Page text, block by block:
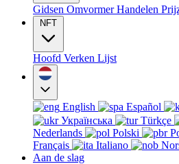
Gidsen OmvormerHandelen
NFT
Hoofd Verken Lijst
English Español
Українська
Türkçe
Nederlands
Polski
Français
Italiano
Aan de slag